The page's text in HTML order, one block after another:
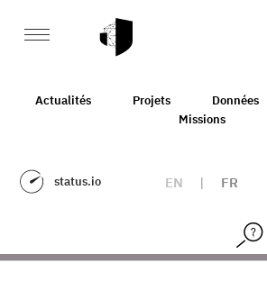
Actualités Projets Données
Missions
status.io EN | FR